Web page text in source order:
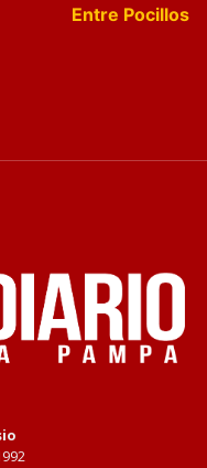
Entre Pocillos